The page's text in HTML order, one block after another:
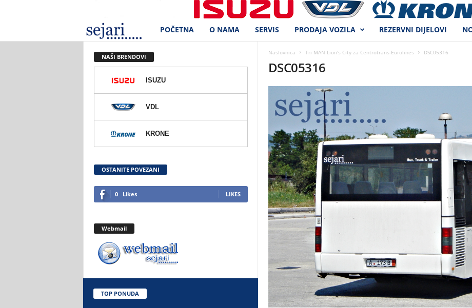
e
r
d
.
o
.
POČETNA O NAMA SERVIS PRODAJA VOZILA REZERVNI DIJELOVI
Naslovnica Tri MAN Lion's City za Centrotrans-Eurolines DSC05316
DSC05316
NAŠI BRENDOVI
ISUZU
VDL
KRONE
OSTANITE POVEZANI
0 Likes LIKES
Webmail
TOP PONUDA